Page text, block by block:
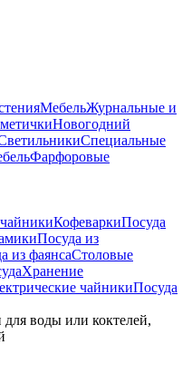
МебельЖурнальные и
Новогодний
Специальные
Фарфоровые
КофеваркиПосуда
Посуда из
из фаянсаСтоловые
Хранение
чайникиПосуда
воды или коктелей,